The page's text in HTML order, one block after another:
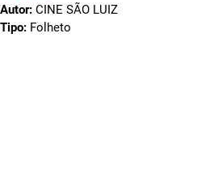
Autor: CINE SÃO LUIZ
Tipo: Folheto